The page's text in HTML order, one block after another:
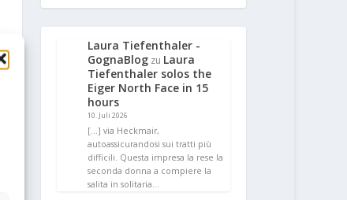
Laura Tiefenthaler -
GognaBlog zu Laura
Tiefenthaler solos the
Eiger North Face in 15
hours
10. Juli 2026
[…] via Heckmair,
autoassicurandosi sui tratti più
difficili. Questa impresa la rese la
seconda donna a compiere la
salita in solitaria…